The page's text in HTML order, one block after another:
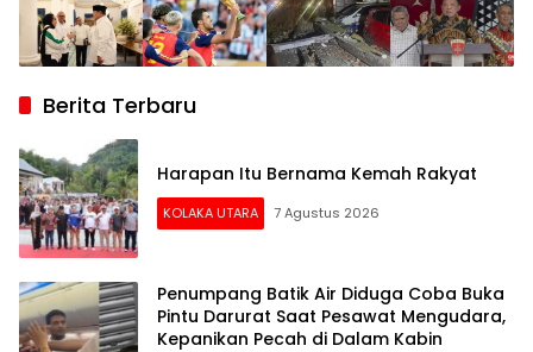
Berita Terbaru
Harapan Itu Bernama Kemah Rakyat
KOLAKA UTARA 7 Agustus 2026
Penumpang Batik Air Diduga Coba Buka
Pintu Darurat Saat Pesawat Mengudara,
Kepanikan Pecah di Dalam Kabin